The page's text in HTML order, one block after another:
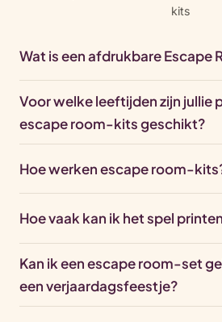
kits
Wat is een afdrukbare Escape
Voor welke leeftijden zijn jullie
escape room-kits geschikt?
Hoe werken escape room-
Hoe vaak kan ik het spel
Kan ik een escape room-set
een verjaardagsfeestje?